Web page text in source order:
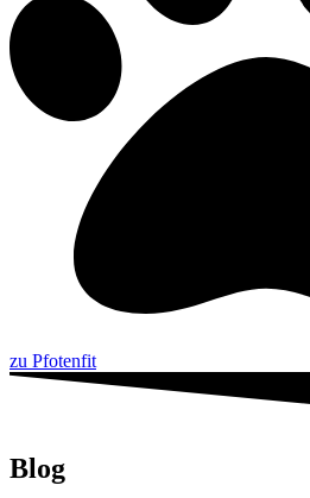
zu Pfotenfit
Blog